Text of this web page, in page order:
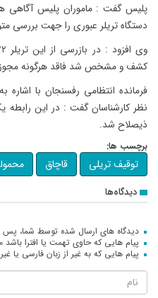
پلیس گفت : ماموران پلیس آگاهی
دستگاه تریلر عبوری را جهت بررسی
کشف و مشخص شد فاقد هرگونه
نظر کارشناسان گفت : در این رابطه
ذیصلاح شد.
برچسب ها:
توقیف تریلی قاچاق
دیدگاه‌ها
دیدگاه های ارسال شده توسط شما، پس
پیام هایی که حاوی تهمت یا افترا
پیام هایی که به غیر از زبان فارسی یا